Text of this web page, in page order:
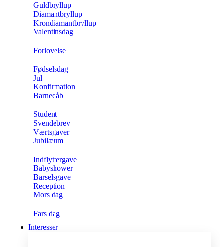
Guldbryllup
Diamantbryllup
Krondiamantbryllup
Valentinsdag
Forlovelse
Fødselsdag
Jul
Konfirmation
Barnedåb
Student
Svendebrev
Værtsgaver
Jubilæum
Indflyttergave
Babyshower
Barselsgave
Reception
Mors dag
Fars dag
Interesser